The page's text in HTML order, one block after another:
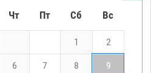
Чт Пт Сб Вс
1 2
6 7 8 9